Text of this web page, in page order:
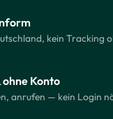
kein Tracking
ohne Konto
anrufen — kein Login